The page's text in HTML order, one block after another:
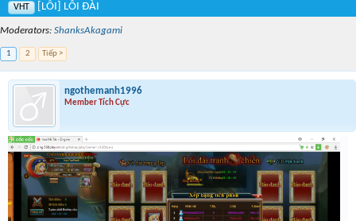
VHT [LỖI] LÔI ĐÀI
Moderators: ShanksAkagami
1 2 Tiếp >
ngothemanh1996
Member Tích Cực